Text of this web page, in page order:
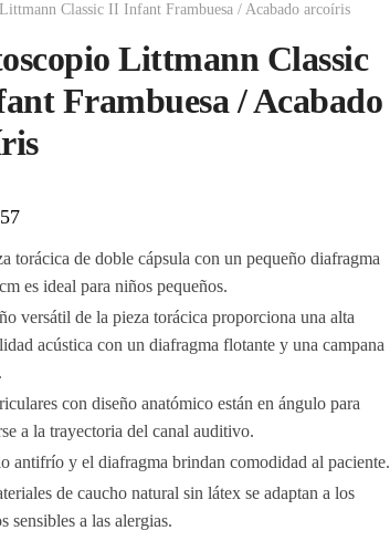
Classic II Infant Frambuesa / Acabado arcoíris
Littmann Classic
Frambuesa / Acabado
torácica de doble cápsula con un pequeño diafragma
es ideal para niños pequeños.
versátil de la pieza torácica proporciona una alta
acústica con un diafragma flotante y una campana
con diseño anatómico están en ángulo para
a la trayectoria del canal auditivo.
antifrío y el diafragma brindan comodidad al paciente.
de caucho natural sin látex se adaptan a los
sensibles a las alergias.